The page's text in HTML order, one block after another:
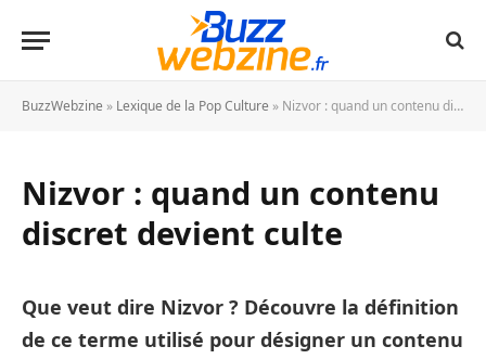
BuzzWebzine » Lexique de la Pop Culture » Nizvor : quand un contenu discret devient culte
Nizvor : quand un contenu
discret devient culte
Que veut dire Nizvor ? Découvre la définition
de ce terme utilisé pour désigner un contenu